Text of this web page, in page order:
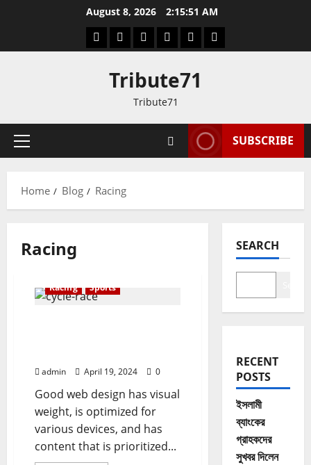
August 8, 2026 2:15:52 AM
Facebook
TwitterLinkedIn
VK YouTubeInstagram
Tribute71
Tribute71
Primary
SUBSCRIBE
Home Blog Racing
Racing
Racing Sports
admin April 19, 2024 0
Good web design has visual
weight, is optimized for
various devices, and has
content that is prioritized...
SEARCH
RECENT
POSTS
ইসলামী
ব্যাংকের
গ্রাহকদের
সুখবর দিলেন